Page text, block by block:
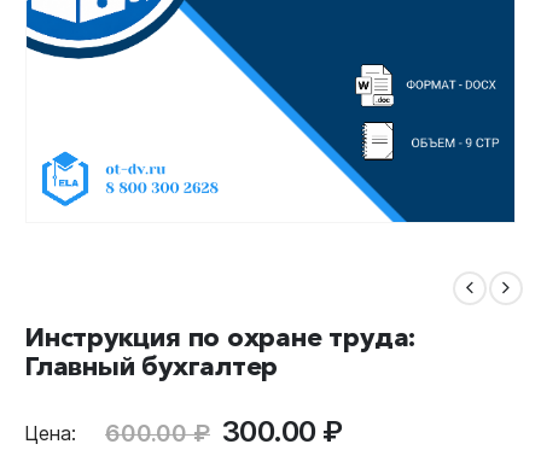
Инструкция по охране труда:
Главный бухгалтер
Цена: 600.00₽ Первоначальная
300.00 ₽Текущая